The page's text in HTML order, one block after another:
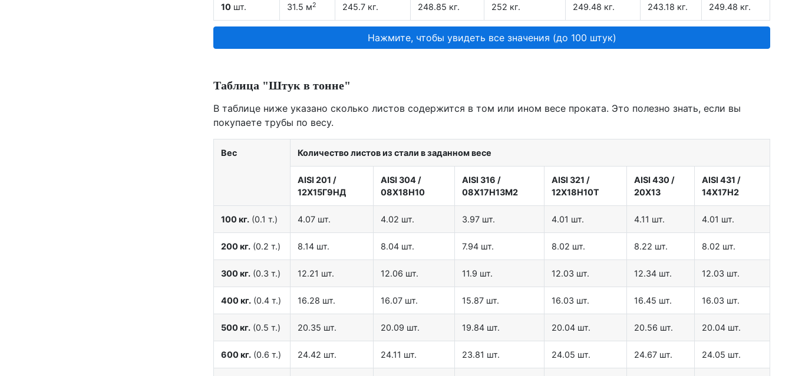
10 шт. 31.5 м2 245.7 кг. 248.85 кг. 252 кг. 249.48 кг. 243.18 кг. 249.48 кг.
Нажмите, чтобы увидеть все значения (до 100 штук)
Таблица "Штук в тонне"
В таблице ниже указано сколько листов содержится в том или ином весе проката. Это полезно знать, если вы
покупаете трубы по весу.
Вес Количество листов из стали в заданном весе
AISI 201 /
12X15Г9НД
AISI 304 /
08Х18Н10
AISI 316 /
08Х17Н13М2
AISI 321 /
12Х18Н10Т
AISI 430 /
20Х13
AISI 431 /
14Х17Н2
100 кг. (0.1 т.) 4.07 шт. 4.02 шт. 3.97 шт. 4.01 шт. 4.11 шт. 4.01 шт.
200 кг. (0.2 т.) 8.14 шт. 8.04 шт. 7.94 шт. 8.02 шт. 8.22 шт. 8.02 шт.
300 кг. (0.3 т.) 12.21 шт. 12.06 шт. 11.9 шт. 12.03 шт. 12.34 шт. 12.03 шт.
400 кг. (0.4 т.) 16.28 шт. 16.07 шт. 15.87 шт. 16.03 шт. 16.45 шт. 16.03 шт.
500 кг. (0.5 т.) 20.35 шт. 20.09 шт. 19.84 шт. 20.04 шт. 20.56 шт. 20.04 шт.
600 кг. (0.6 т.) 24.42 шт. 24.11 шт. 23.81 шт. 24.05 шт. 24.67 шт. 24.05 шт.